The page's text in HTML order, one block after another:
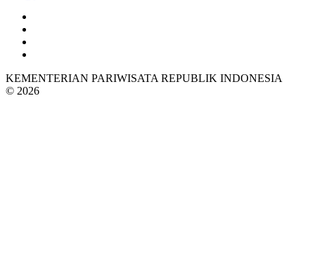
KEMENTERIAN PARIWISATA REPUBLIK INDONESIA
© 2026